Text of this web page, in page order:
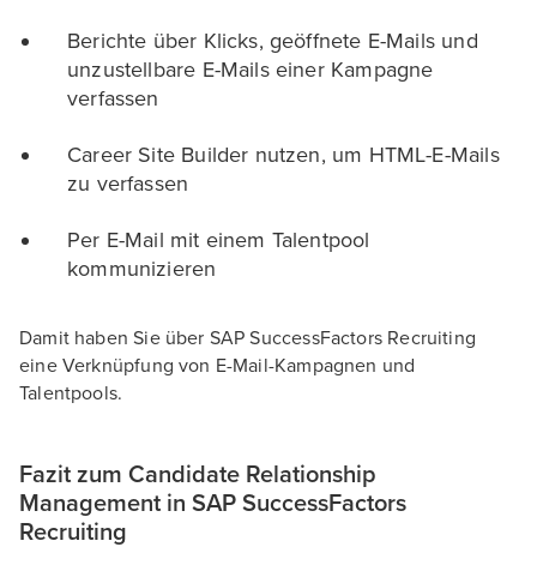
Berichte über Klicks, geöffnete E-Mails und
unzustellbare E-Mails einer Kampagne
verfassen
Career Site Builder nutzen, um HTML-E-Mails
zu verfassen
Per E-Mail mit einem Talentpool
kommunizieren
Damit haben Sie über SAP SuccessFactors Recruiting
eine Verknüpfung von E-Mail-Kampagnen und
Talentpools.
Fazit zum Candidate Relationship
Management in SAP SuccessFactors
Recruiting